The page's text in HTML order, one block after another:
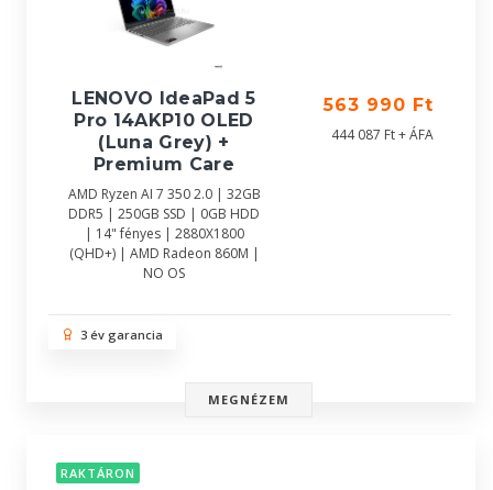
LENOVO IdeaPad 5
Pro 14AKP10 OLED
(Luna Grey) +
Premium Care
AMD Ryzen AI 7 350 2.0 | 32GB
DDR5 | 250GB SSD | 0GB HDD
| 14" fényes | 2880X1800
(QHD+) | AMD Radeon 860M |
NO OS
563 990 Ft
444 087 Ft + ÁFA
3 év garancia
MEGNÉZEM
RAKTÁRON